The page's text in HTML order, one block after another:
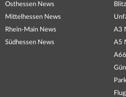
Osthessen News
Mittelhessen News
Rhein-Main News
Südhessen News
A3
A5